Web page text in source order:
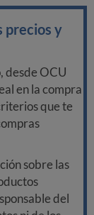
precios y
desde OCU
en la compra
que te
sobre las
del